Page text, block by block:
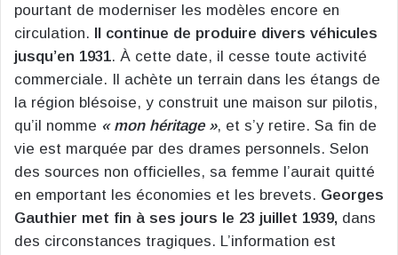
pourtant de moderniser les modèles encore en
circulation. Il continue de produire divers véhicules
jusqu’en 1931. À cette date, il cesse toute activité
commerciale. Il achète un terrain dans les étangs de
la région blésoise, y construit une maison sur pilotis,
qu’il nomme « mon héritage », et s’y retire. Sa fin de
vie est marquée par des drames personnels. Selon
des sources non officielles, sa femme l’aurait quitté
en emportant les économies et les brevets. Georges
Gauthier met fin à ses jours le 23 juillet 1939, dans
des circonstances tragiques. L’information est